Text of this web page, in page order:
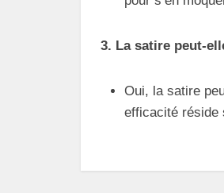
3. La satire peut-
Oui, la satire
efficacité réside